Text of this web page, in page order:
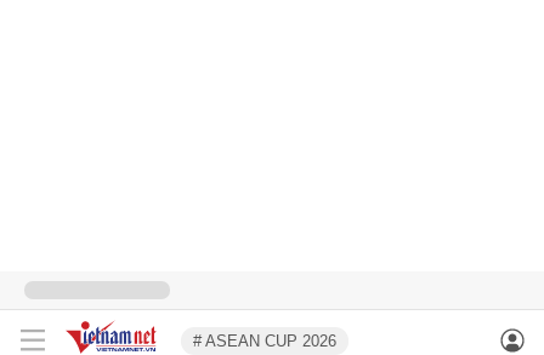
# ASEAN CUP 2026